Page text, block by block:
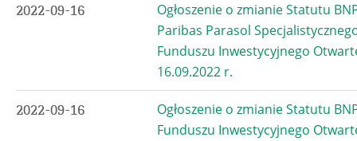
2022-09-16
Ogłoszenie o zmianie Statutu
Paribas Parasol
Funduszu Inwestycyjnego
16.09.2022 r.
2022-09-16
Ogłoszenie o zmianie Statutu
Funduszu Inwestycyjnego